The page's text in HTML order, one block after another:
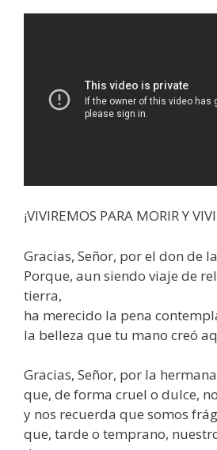
¡VIVIREMOS PARA MORIR Y
Gracias, Señor, por el don de
Porque, aun siendo viaje de
tierra,
ha merecido la pena
la belleza que tu mano creó
Gracias, Señor, por la
que, de forma cruel o dulce,
y nos recuerda que somos
que, tarde o temprano,